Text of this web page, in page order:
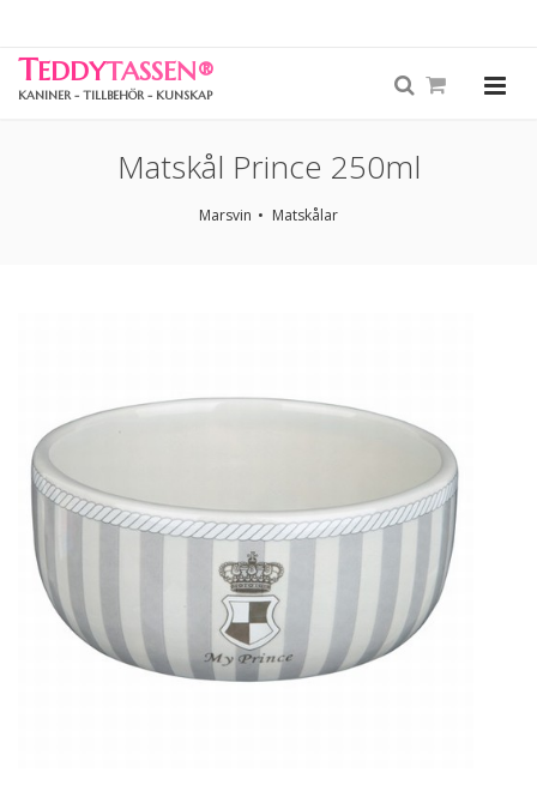
TEDDYTASSEN®
KANINER - TILLBEHÖR - KUNSKAP
Matskål Prince 250ml
Marsvin Matskålar